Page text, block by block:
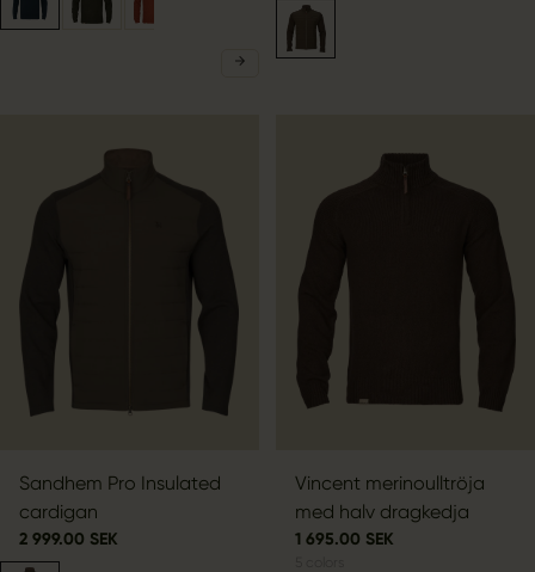
Sandhem Pro Insulated
cardigan
2 999.00 SEK
Vincent merinoulltröja
med halv dragkedja
1 695.00 SEK